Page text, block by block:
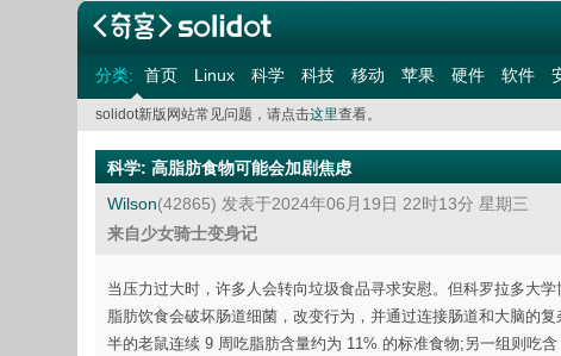
分类: 首页 Linux 科学 科技 移动 苹果 硬件 软件
solidot新版网站常见问题，请点击这里查看。
科学: 高脂肪食物可能会加剧焦虑
Wilson(42865) 发表于2024年06月19日 22时13分 星期三
来自少女骑士变身记
当压力过大时，许多人会转向垃圾食品寻求安慰。但科罗拉多大
脂肪饮食会破坏肠道细菌，改变行为，并通过连接肠道和大脑的
半的老鼠连续 9 周吃脂肪含量约为 11% 的标准食物;另一组则吃